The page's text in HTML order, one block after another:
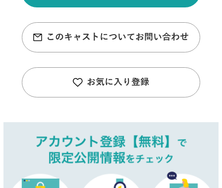
このキャストについてお問い合わせ
お気に入り登録